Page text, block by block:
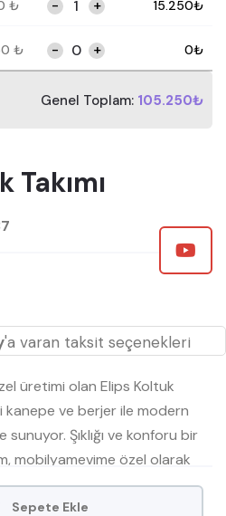
₺ - + 15.250₺
₺ - + 0₺
Genel Toplam: 105.250₺
'a varan taksit seçenekleri
üretimi olan Elips Koltuk
kanepe ve berjer ile modern
sunuyor. Şıklığı ve konforu bir
mobilyamevime özel olarak
bilgi için hemen inceleyin!
Sepete Ekle